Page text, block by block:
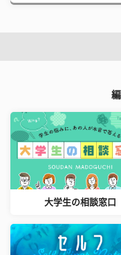
大学生の相談窓口